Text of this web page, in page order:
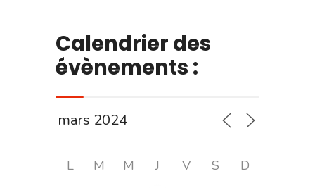
Calendrier des
évènements :
L M M J V S D